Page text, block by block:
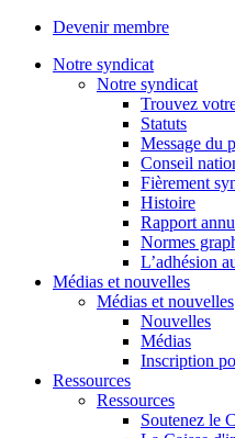
Devenir membre
Notre syndicat
Notre syndicat
Trouvez
Statuts
Message du
Conseil
Fièrement
Histoire
Rapport
Normes
L’adhésion
Médias et nouvelles
Médias et nouvelles
Nouvelles
Médias
Inscription
Ressources
Ressources
Soutenez le